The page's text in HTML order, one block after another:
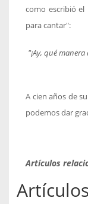
como escribió el
para cantar":
"¡Ay, qué
A cien años de
podemos dar
Artículos